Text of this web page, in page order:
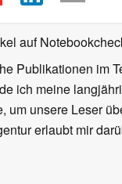
auf
Publikationen im
ich meine
unsere Leser
erlaubt mir